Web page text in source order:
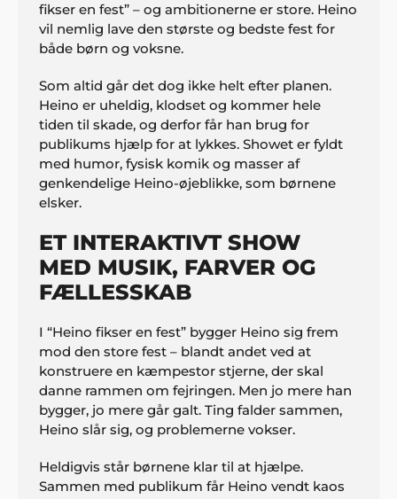
fikser en fest” – og ambitionerne er store. Heino
vil nemlig lave den største og bedste fest for
både børn og voksne.
Som altid går det dog ikke helt efter planen.
Heino er uheldig, klodset og kommer hele
tiden til skade, og derfor får han brug for
publikums hjælp for at lykkes. Showet er fyldt
med humor, fysisk komik og masser af
genkendelige Heino-øjeblikke, som børnene
elsker.
ET INTERAKTIVT SHOW
MED MUSIK, FARVER OG
FÆLLESSKAB
I “Heino fikser en fest” bygger Heino sig frem
mod den store fest – blandt andet ved at
konstruere en kæmpestor stjerne, der skal
danne rammen om fejringen. Men jo mere han
bygger, jo mere går galt. Ting falder sammen,
Heino slår sig, og problemerne vokser.
Heldigvis står børnene klar til at hjælpe.
Sammen med publikum får Heino vendt kaos